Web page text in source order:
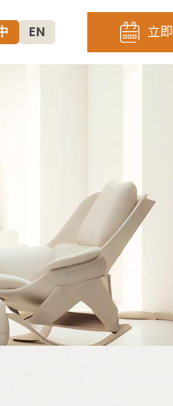
逆時針 Profhilo
喬雅露 Juvelook
岩盤浴
肌力塑 ZField
高壓氧 O2One
神力拉提 MINT
立
EN